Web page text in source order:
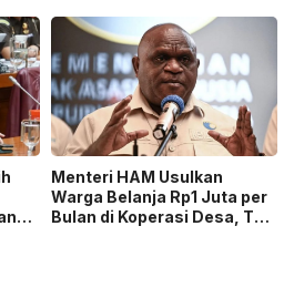
Beruntung di Dunia!
Menteri HAM Usulkan
Warga Belanja Rp1 Juta per
Bulan di Koperasi Desa, Tuai